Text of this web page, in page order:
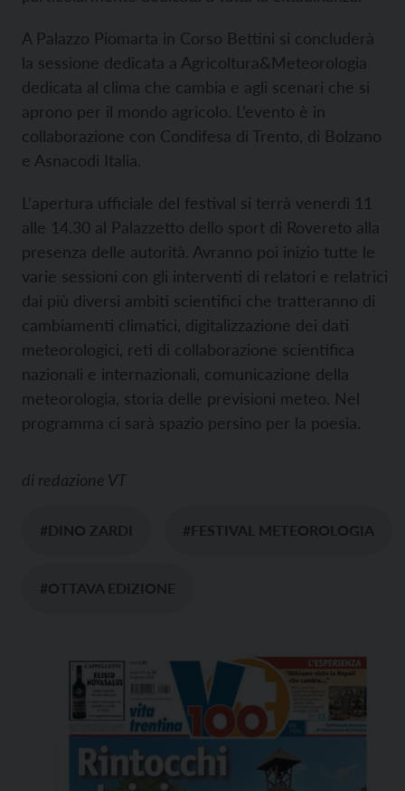
A Palazzo Piomarta in Corso Bettini si concluderà
la sessione dedicata a Agricoltura&Meteorologia
dedicata al clima che cambia e agli scenari che si
aprono per il mondo agricolo. L’evento è in
collaborazione con Condifesa di Trento, di Bolzano
e Asnacodi Italia.
L’apertura ufficiale del festival si terrà venerdì 11
alle 14.30 al Palazzetto dello sport di Rovereto alla
presenza delle autorità. Avranno poi inizio tutte le
varie sessioni con gli interventi di relatori e relatrici
dai più diversi ambiti scientifici che tratteranno di
cambiamenti climatici, digitalizzazione dei dati
meteorologici, reti di collaborazione scientifica
nazionali e internazionali, comunicazione della
meteorologia, storia delle previsioni meteo. Nel
programma ci sarà spazio persino per la poesia.
di redazione VT
#DINO ZARDI #FESTIVAL METEOROLOGIA
#OTTAVA EDIZIONE